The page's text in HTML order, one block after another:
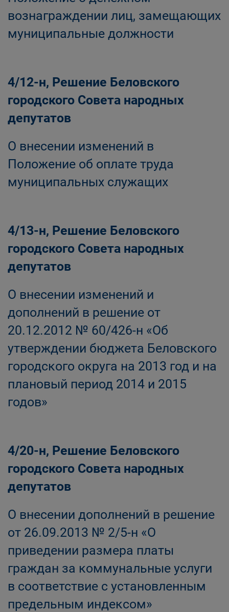
вознаграждении лиц, замещающих
муниципальные должности
4/12-н, Решение Беловского
городского Совета народных
депутатов
О внесении изменений в
Положение об оплате труда
муниципальных служащих
4/13-н, Решение Беловского
городского Совета народных
депутатов
О внесении изменений и
дополнений в решение от
20.12.2012 № 60/426-н «Об
утверждении бюджета Беловского
городского округа на 2013 год и на
плановый период 2014 и 2015
годов»
4/20-н, Решение Беловского
городского Совета народных
депутатов
О внесении дополнений в решение
от 26.09.2013 № 2/5-н «О
приведении размера платы
граждан за коммунальные услуги
в соответствие с установленным
предельным индексом»